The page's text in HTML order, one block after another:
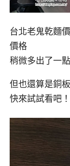
台北老鬼乾麵
價格
稍微多出了一
但也還算是銅
快來試試看吧！